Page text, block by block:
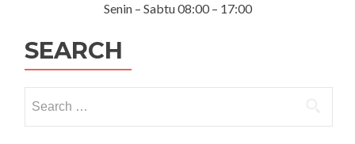
Senin – Sabtu 08:00 – 17:00
SEARCH